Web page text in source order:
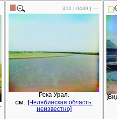
416 | 0489 | —
Река Урал.
см.
[Челябинская область:
неизвестно]